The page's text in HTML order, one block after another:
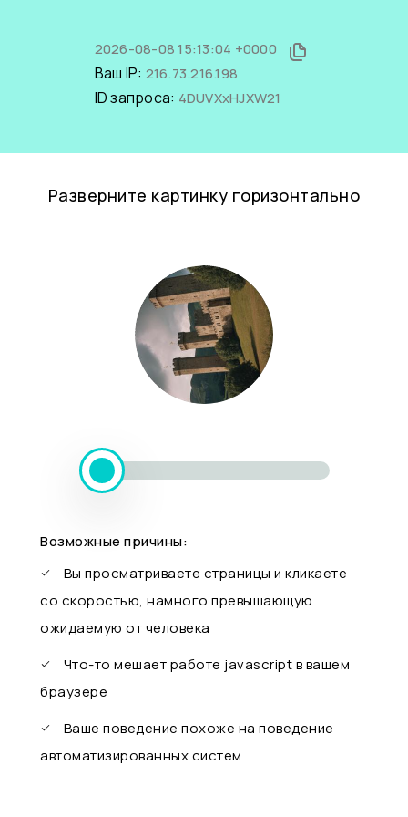
2026-08-08 15:13:04 +0000
Ваш IP: 216.73.216.198
ID запроса: 4DUVXxHJXW21
Разверните картинку горизонтально
Возможные причины:
Вы просматриваете страницы и кликаете
со скоростью, намного превышающую
ожидаемую от человека
Что-то мешает работе javascript в вашем
браузере
Ваше поведение похоже на поведение
автоматизированных систем